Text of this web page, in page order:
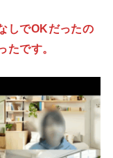
しでOKだったの
たです。